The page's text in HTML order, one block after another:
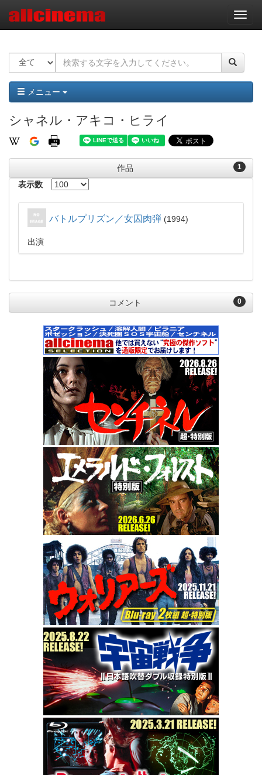
ナ
ビ
ー
ョ
ン
メニュー
シャネル・アキコ・ヒライ
1
作品
表示数
バトルプリズン／女囚肉弾 1994
出演
0
コメント